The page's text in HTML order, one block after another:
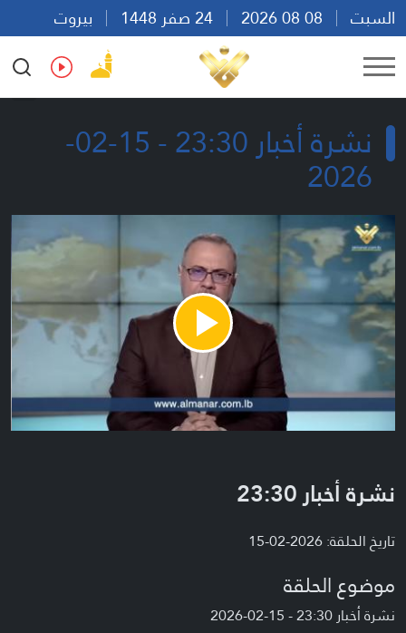
السبت
بيروت
04:41
Ar En Fr Es
نشرة أخبار 23:30 - 15-02-
2026
Play
Video
نشرة أخبار 23:30
تاريخ الحلقة: 2026-02-15
موضوع الحلقة
نشرة أخبار 23:30 - 15-02-2026